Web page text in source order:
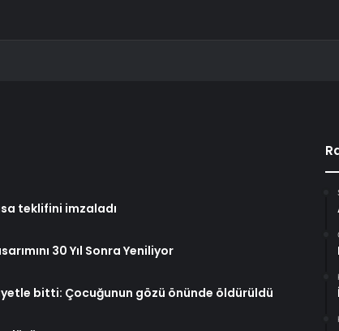
teklifini imzaladı
30 Yıl Sonra Yeniliyor
bitti: Çocuğunun gözü önünde öldürüldü